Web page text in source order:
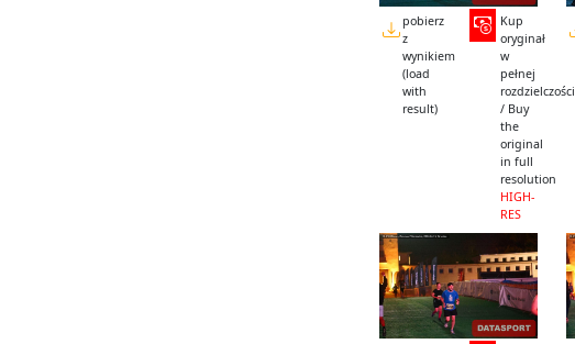
pobierz
z
wynikiem
(load
with
result)
Kup
oryginał
w
pełnej
rozdzielczości
/ Buy
the
original
in full
resolution
HIGH-
RES